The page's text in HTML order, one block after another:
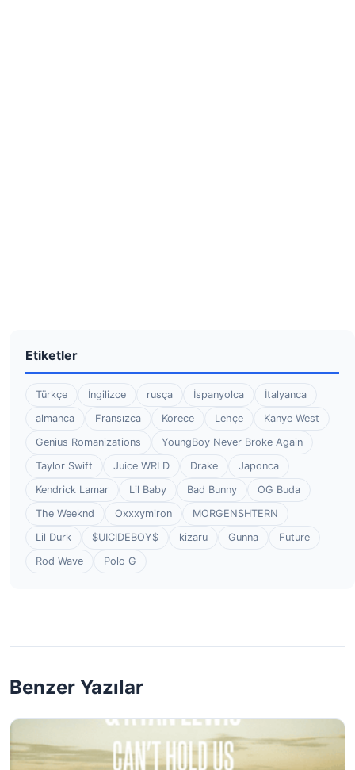
Etiketler
Türkçe İngilizce rusça İspanyolca
İtalyanca
almanca
Fransızca Korece Lehçe
Kanye West
Genius Romanizations
YoungBoy Never Broke Again
Taylor Swift
Juice WRLD Drake
Japonca
Kendrick Lamar
Lil Baby Bad Bunny
OG Buda
The Weeknd
Oxxxymiron
MORGENSHTERN
Lil Durk
$UICIDEBOY$ kizaru Gunna
Future
Rod Wave
Polo G
Benzer Yazılar